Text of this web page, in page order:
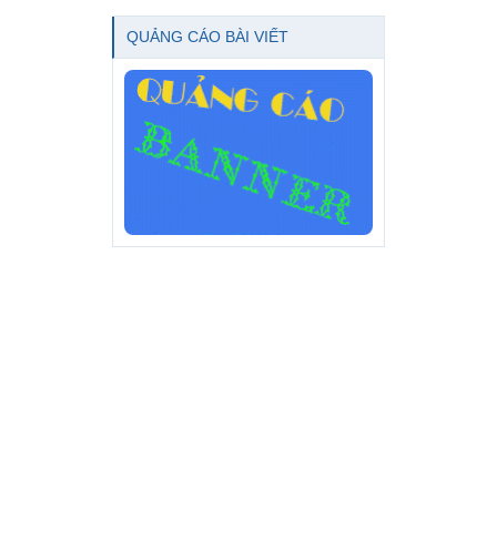
QUẢNG CÁO BÀI VIẾT